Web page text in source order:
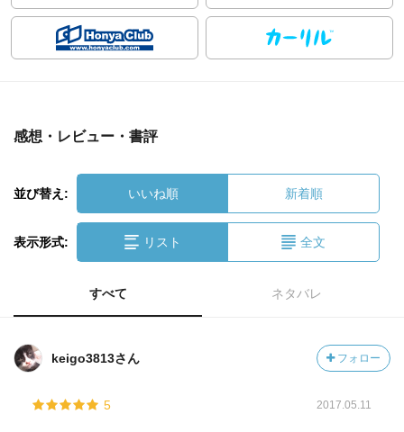
感想・レビュー・書評
並び替え: いいね順 新着順
表示形式: リスト 全文
すべて ネタバレ
keigo3813さん フォロー
5 2017.05.11